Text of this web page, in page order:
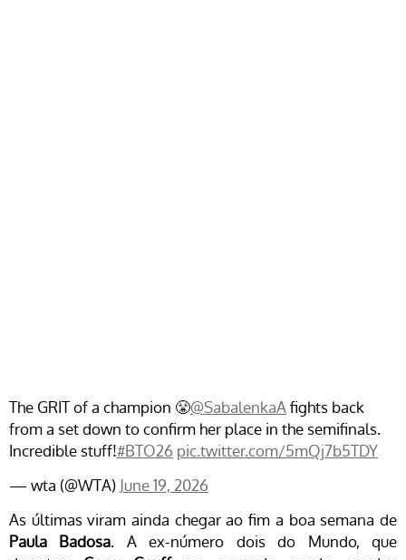
The GRIT of a champion 😤@SabalenkaAfights back
from a set down to confirm her place in the semifinals.
Incredible stuff!#BTO26 pic.twitter.com/5mQj7b5TDY
— wta (@WTA) June 19, 2026
As últimas viram ainda chegar ao fim a boa semana de
Paula Badosa. A ex-número dois do Mundo, que